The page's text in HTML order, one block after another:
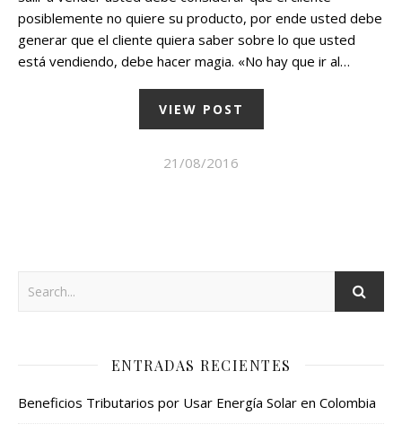
posiblemente no quiere su producto, por ende usted debe
generar que el cliente quiera saber sobre lo que usted
está vendiendo, debe hacer magia. «No hay que ir al…
VIEW POST
21/08/2016
ENTRADAS RECIENTES
Beneficios Tributarios por Usar Energía Solar en Colombia